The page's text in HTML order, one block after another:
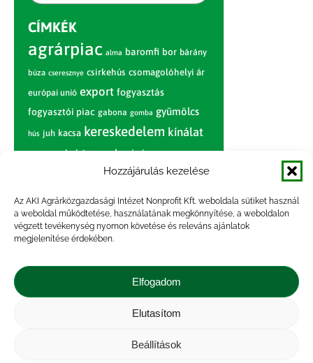
Hozzájárulás kezelése
Az AKI Agrárközgazdasági Intézet Nonprofit Kft. weboldala sütiket használ
a weboldal működtetése, használatának megkönnyítése, a weboldalon
végzett tevékenység nyomon követése és releváns ajánlatok
megjelenítése érdekében.
Elfogadom
Elutasítom
Beállítások
CÍMKÉK
agrárpiac alma baromfi bor bárány
búza cseresznye csirkehús csomagolóhelyi ár
európai unió export fogyasztás
fogyasztói piac gabona gomba gyümölcs
hús juh kacsa kereskedelem kínálat
körte marhahús nagybani piac narancs
nemzetközi árinformációk
paradicsom piac piaci jelentés
pulyka pulykahús sertés sertéshús
szarvasmarha termelés
termelői
zöldség árak
átlagárértékesítési ár